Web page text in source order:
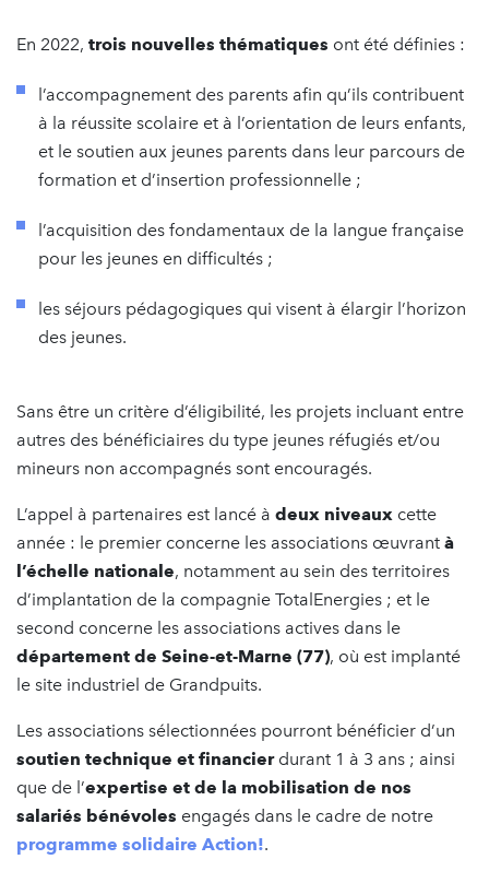
En 2022, trois nouvelles thématiques ont été définies :
l’accompagnement des parents afin qu’ils contribuent
à la réussite scolaire et à l’orientation de leurs enfants,
et le soutien aux jeunes parents dans leur parcours de
formation et d’insertion professionnelle ;
l’acquisition des fondamentaux de la langue française
pour les jeunes en difficultés ;
les séjours pédagogiques qui visent à élargir l’horizon
des jeunes.
Sans être un critère d’éligibilité, les projets incluant entre
autres des bénéficiaires du type jeunes réfugiés et/ou
mineurs non accompagnés sont encouragés.
L’appel à partenaires est lancé à deux niveaux cette
année : le premier concerne les associations œuvrant à
l’échelle nationale, notamment au sein des territoires
d’implantation de la compagnie TotalEnergies ; et le
second concerne les associations actives dans le
département de Seine-et-Marne (77), où est implanté
le site industriel de Grandpuits.
Les associations sélectionnées pourront bénéficier d’un
soutien technique et financierdurant 1 à 3 ans ; ainsi
que de l’expertise et de la mobilisation de nos
salariés bénévoles engagés dans le cadre de notre
programme solidaire Action!.